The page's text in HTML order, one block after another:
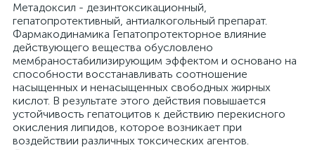
Метадоксил - дезинтоксикационный,
гепатопротективный, антиалкогольный препарат.
Фармакодинамика Гепатопротекторное влияние
действующего вещества обусловлено
мембраностабилизирующим эффектом и основано на
способности восстанавливать соотношение
насыщенных и ненасыщенных свободных жирных
кислот. В результате этого действия повышается
устойчивость гепатоцитов к действию перекисного
окисления липидов, которое возникает при
воздействии различных токсических агентов.